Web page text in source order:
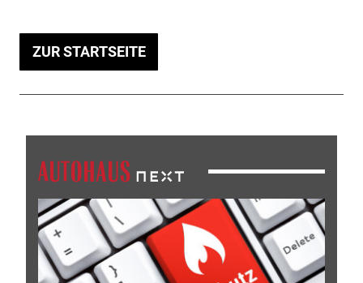
ZUR STARTSEITE